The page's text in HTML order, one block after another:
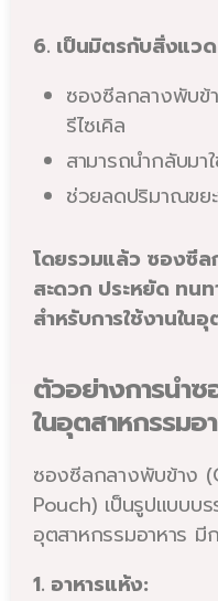
6. เป็นมิตรกับสิ่งแว
ซองซีลกลางพับข้
รีไซเคิล
สามารถนำกลับมา
ช่วยลดปริมาณขย
โดยรวมแล้ว ซองซี
สะดวก ประหยัด ทนท
สำหรับการใช้งานใน
ตัวอย่างการนำ
ในอุตสาหกรรมอ
ซองซีลกลางพับข้าง
Pouch) เป็นรูปแบบบ
อุตสาหกรรมอาหาร มี
1. อาหารแห้ง: